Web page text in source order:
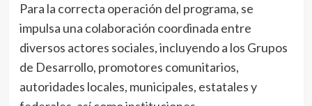
Para la correcta operación del programa, se
impulsa una colaboración coordinada entre
diversos actores sociales, incluyendo a los Grupos
de Desarrollo, promotores comunitarios,
autoridades locales, municipales, estatales y